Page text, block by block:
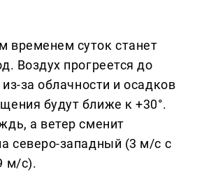
суток станет
Воздух прогреется до
за облачности и осадков
будут ближе к +30°.
а ветер сменит
северо-западный (3 м/с с
м/с).